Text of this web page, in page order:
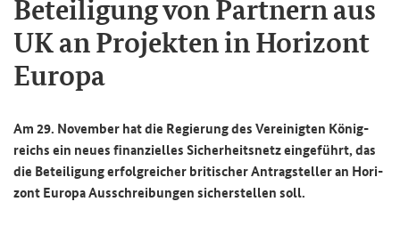
Be­tei­li­gung von Part­nern aus
UKan Pro­jek­ten in Ho­ri­zont
Eu­ro­pa
Am 29. No­vem­ber hat die Re­gie­rung des Ver­ei­nig­ten Kö­nig­
reichs ein neues fi­nan­zi­el­les Si­cher­heits­netz ein­ge­führt, das
die Be­tei­li­gung er­folg­rei­cher bri­ti­scher An­trag­stel­ler an Ho­ri­
zont Eu­ro­pa Aus­schrei­bun­gen si­cher­stel­len soll.